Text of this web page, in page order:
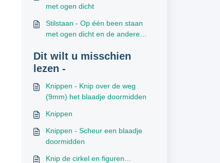
met ogen dicht
Stilstaan - Op één been staan
met ogen dicht en de andere
achterkant
Dit wilt u misschien
lezen -
Knippen - Knip over de weg
(9mm) het blaadje doormidden
Knippen
Knippen - Scheur een blaadje
doormidden
Knip de cirkel en figuren...